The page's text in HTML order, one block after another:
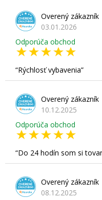
Overený zákazník
03.01.2026
Odporúča obchod
Rýchlosť vybavenia
Overený zákazník
10.12.2025
Odporúča obchod
Do 24 hodín som si
Overený zákazník
08.12.2025